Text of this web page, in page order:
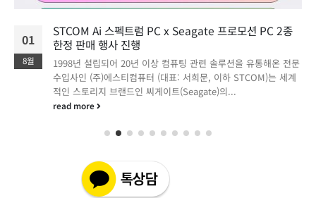
01
8월
STCOM Ai 스펙트럼 PC x Seagate 프로모션 PC 2종
한정 판매 행사 진행
1998년 설립되어 20년 이상 컴퓨팅 관련 솔루션을 유통해온 전문
수입사인 (주)에스티컴퓨터 (대표: 서희문, 이하 STCOM)는 세계
적인 스토리지 브랜드인 씨게이트(Seagate)의...
read more